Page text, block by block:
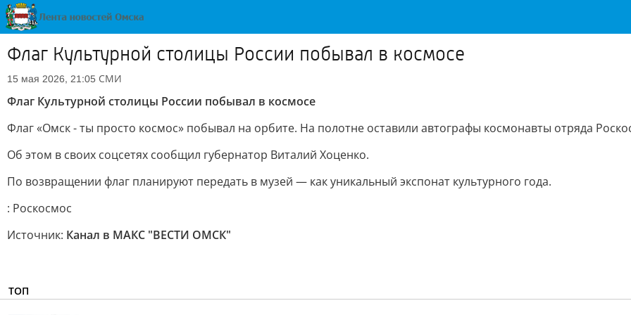
Флаг Культурной столицы России побывал в космосе
15 мая 2026, 21:05 СМИ
Флаг Культурной столицы России побывал в космосе
Флаг «Омск - ты просто космос» побывал на орбите. На полотне оставили автографы космонавты отряда
Об этом в своих соцсетях сообщил губернатор Виталий Хоценко.
По возвращении флаг планируют передать в музей — как уникальный экспонат культурного года.
: Роскосмос
Источник: Канал в МАКС "ВЕСТИ ОМСК"
ТОП